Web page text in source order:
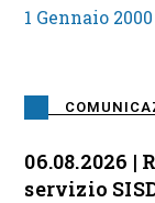
1 Gennaio 2000
06.08.2026
servizio